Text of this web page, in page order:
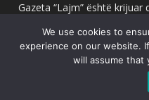
Gazeta “Lajm” është
faqja zyrtare e gazetës
ndër portalet më
We use cookies to
experience on our website.
will assume that